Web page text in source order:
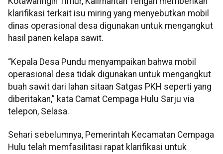
klarifikasi terkait isu miring yang menyebutkan mobil
dinas operasional desa digunakan untuk mengangkut
hasil panen kelapa sawit.
“Kepala Desa Pundu menyampaikan bahwa mobil
operasional desa tidak digunakan untuk mengangkut
buah sawit dari lahan sitaan Satgas PKH seperti yang
diberitakan,” kata Camat Cempaga Hulu Sarju via
telepon, Selasa.
Sehari sebelumnya, Pemerintah Kecamatan Cempaga
Hulu telah memfasilitasi rapat klarifikasi untuk